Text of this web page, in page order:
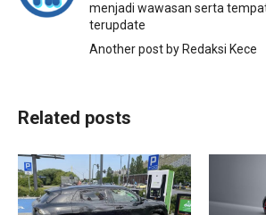
menjadi wawasan serta
terupdate
Another post by Redaksi Kece
Related posts